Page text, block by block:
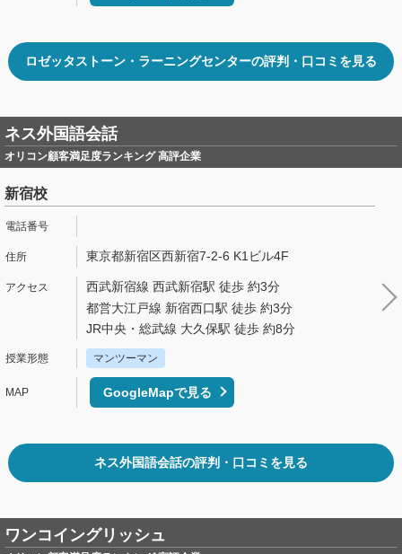
ロゼッタストーン・ラーニングセンターの評判・口コミを見る
ネス外国語会話
オリコン顧客満足度ランキング 高評企業
新宿校
東京都新宿区西新宿7-2-6 K1ビル4F
西武新宿線 西武新宿駅 徒歩 約3分
都営大江戸線 新宿西口駅 徒歩 約3分
JR中央・総武線 大久保駅 徒歩 約8分
マンツーマン
GoogleMapで見る
ネス外国語会話の評判・口コミを見る
ワンコイングリッシュ